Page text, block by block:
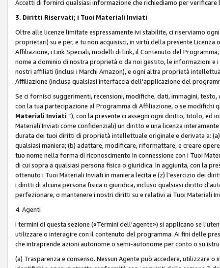
Accetti di fornirci qualsiasi informazione che richiediamo per
3. Diritti Riservati; i Tuoi Materiali Inviati
Oltre alle licenze limitate espressamente ivi stabilite, ci riserviamo
proprietari) su e per, e tu non acquisisci, in virtù della presente
Affiliazione, i Link Speciali, modelli di link, il Contenuto del
nome a dominio di nostra proprietà o da noi gestito, le informazioni e
nostri affiliati (inclusi i Marchi Amazon), e ogni altra proprietà
Affiliazione (inclusa qualsiasi interfaccia dell'applicazione del
Se ci fornisci suggerimenti, recensioni, modifiche, dati, immagini,
con la tua partecipazione al Programma di Affiliazione, o se modifichi
Materiali Inviati ”), con la presente ci assegni ogni diritto, titolo, ed
Materiali Inviati come confidenziali) un diritto e una licenza
durata dei tuoi diritti di proprietà intellettuale originale e derivata a:
qualsiasi maniera; (b) adattare, modificare, riformattare, e creare
tuo nome nella forma di riconoscimento in connessione con i Tuoi
di cui sopra a qualsiasi persona fisica o giuridica. In aggiunta, con la
ottenuto i Tuoi Materiali Inviati in maniera lecita e (z) l'esercizio dei
i diritti di alcuna persona fisica o giuridica, incluso qualsiasi diritto
perfezionare, o mantenere i nostri diritti su e relativi ai Tuoi Materiali
4. Agenti
I termini di questa sezione («Termini dell'agente») si applicano se
utilizzare o interagire con il contenuto del programma. Ai fini delle
che intraprende azioni autonome o semi-autonome per conto o su
(a) Trasparenza e consenso. Nessun Agente può accedere, utilizzare